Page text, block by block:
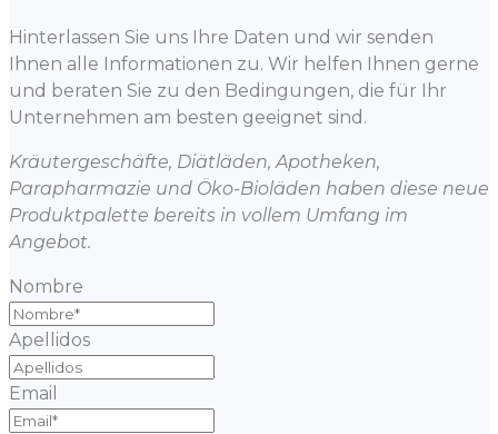
Hinterlassen Sie uns Ihre Daten und wir senden
Ihnen alle Informationen zu. Wir helfen Ihnen gerne
und beraten Sie zu den Bedingungen, die für Ihr
Unternehmen am besten geeignet sind.
Kräutergeschäfte, Diätläden, Apotheken,
Parapharmazie und Öko-Bioläden haben diese neue
Produktpalette bereits in vollem Umfang im
Angebot.
Nombre
Apellidos
Email